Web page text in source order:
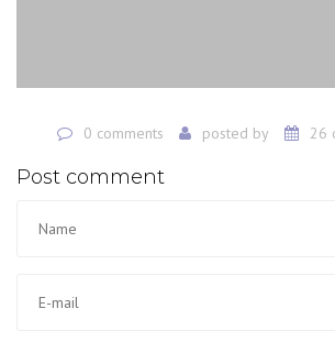
0 comments posted by 26
Post comment